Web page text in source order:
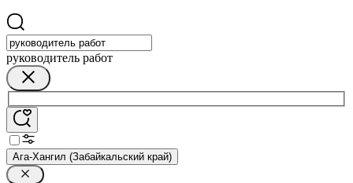
руководитель работ
Ага-Хангил (Забайкальский край)